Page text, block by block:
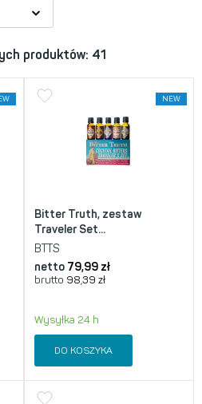
produktów: 41
NEW
Bitter Truth, zestaw
Traveler Set...
BTTS
netto 79,99 zł
brutto 98,39 zł
Wysyłka 24 h
DO KOSZYKA